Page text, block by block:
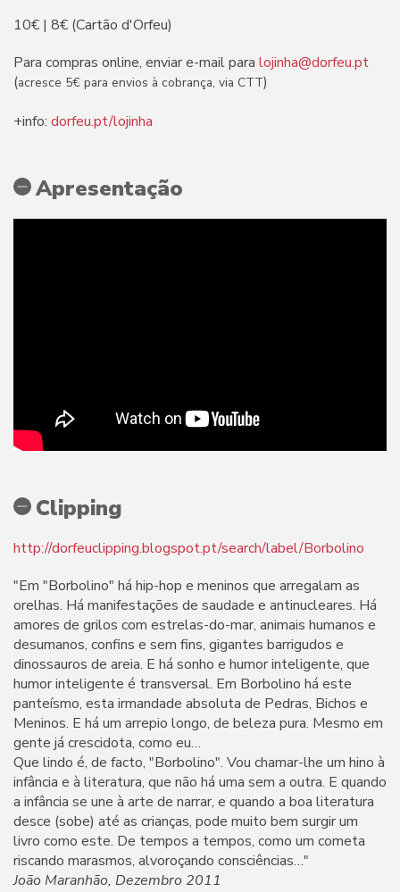
10€ | 8€ (Cartão d'Orfeu)
Para compras online, enviar e-mail para lojinha@dorfeu.pt
(acresce 5€ para envios à cobrança, via CTT)
+info: dorfeu.pt/lojinha
Apresentação
Clipping
http://dorfeuclipping.blogspot.pt/search/label/Borbolino
"Em "Borbolino" há hip-hop e meninos que arregalam as
orelhas. Há manifestações de saudade e antinucleares. Há
amores de grilos com estrelas-do-mar, animais humanos e
desumanos, confins e sem fins, gigantes barrigudos e
dinossauros de areia. E há sonho e humor inteligente, que
humor inteligente é transversal. Em Borbolino há este
panteísmo, esta irmandade absoluta de Pedras, Bichos e
Meninos. E há um arrepio longo, de beleza pura. Mesmo em
gente já crescidota, como eu…
Que lindo é, de facto, "Borbolino". Vou chamar-lhe um hino à
infância e à literatura, que não há uma sem a outra. E quando
a infância se une à arte de narrar, e quando a boa literatura
desce (sobe) até as crianças, pode muito bem surgir um
livro como este. De tempos a tempos, como um cometa
riscando marasmos, alvoroçando consciências…"
João Maranhão, Dezembro 2011